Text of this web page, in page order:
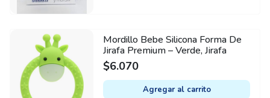
Mordillo Bebe Silicona Forma De
Jirafa Premium – Verde, Jirafa
$6.070
Agregar al carrito